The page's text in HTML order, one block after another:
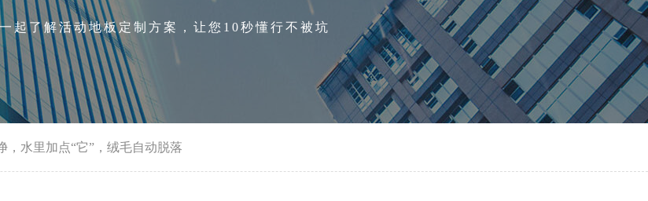
起了解活动地板定制方案，让您10秒懂行不被坑
水里加点“它”，绒毛自动脱落